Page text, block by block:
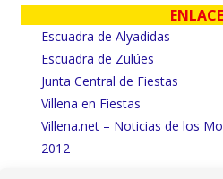
Escuadra de Alyadidas
Escuadra de Zulúes
Junta Central de Fiestas
Villena en Fiestas
Villena.net – Noticias de los
2012